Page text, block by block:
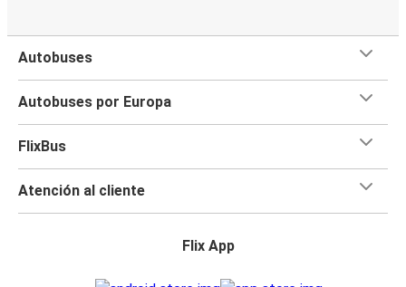
Autobuses
Autobuses por Europa
FlixBus
Atención al cliente
Flix App